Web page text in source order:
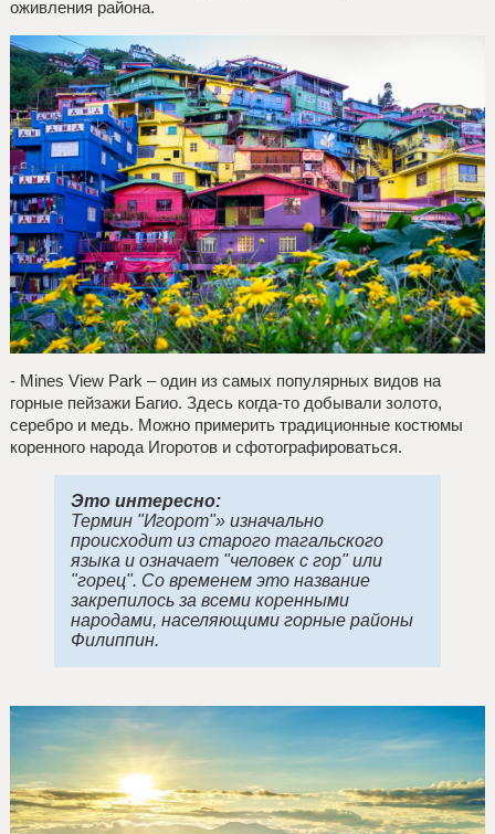
оживления района.
- Mines View Park – один из самых популярных видов на
горные пейзажи Багио. Здесь когда-то добывали золото,
серебро и медь. Можно примерить традиционные костюмы
коренного народа Игоротов и сфотографироваться.
Это интересно:
Термин "Игорот"» изначально
происходит из старого тагальского
языка и означает "человек с гор" или
"горец". Со временем это название
закрепилось за всеми коренными
народами, населяющими горные районы
Филиппин.